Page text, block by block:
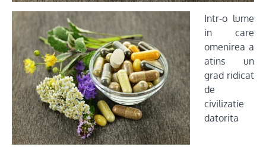
Intr-o lume
in care
omenirea a
atins un
grad ridicat
de
civilizatie
datorita